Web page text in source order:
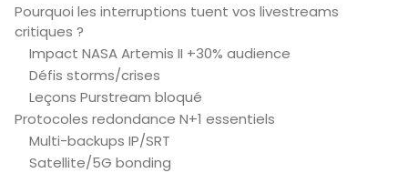
Pourquoi les interruptions tuent vos livestreams
critiques ?
Impact NASA Artemis II +30% audience
Défis storms/crises
Leçons Purstream bloqué
Protocoles redondance N+1 essentiels
Multi-backups IP/SRT
Satellite/5G bonding